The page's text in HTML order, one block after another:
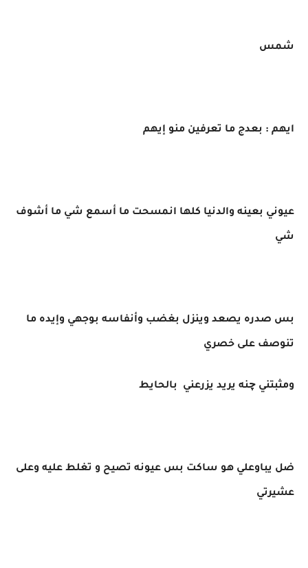
شمس
ايهم : بعدج ما تعرفين منو إيهم
عيوني بعينه والدنيا كلها انمسحت ما أسمع شي ما أشوف
شي
بس صدره يصعد وينزل بغضب وأنفاسه بوجهي وإيده ما
تنوصف على خصري
ومثبتني چنه يريد يزرعني بالحايط
ضل يباوعلي هو ساكت بس عيونه تصيح و تغلط عليه وعلى
عشيرتي